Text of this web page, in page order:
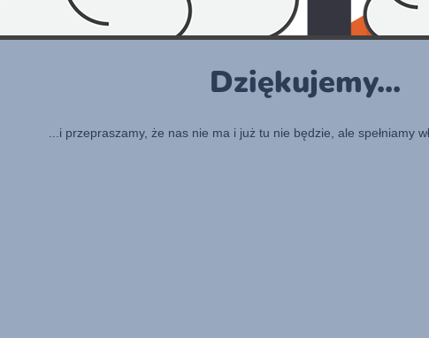
Dziękujemy...
...i przepraszamy, że nas nie ma i już tu nie będzie, ale spełniamy